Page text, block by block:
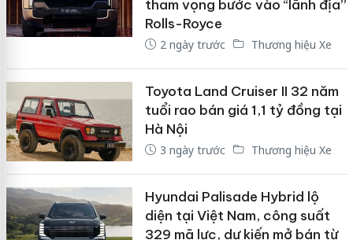
tham vọng bước vào “lãnh địa”
Rolls-Royce
2 ngày trước Thương hiệu Xe
Toyota Land Cruiser II 32 năm
tuổi rao bán giá 1,1 tỷ đồng tại
Hà Nội
3 ngày trước Thương hiệu Xe
Hyundai Palisade Hybrid lộ
diện tại Việt Nam, công suất
329 mã lực, dự kiến mở bán từ